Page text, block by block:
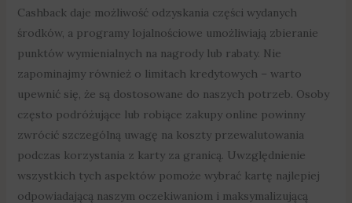
Cashback daje możliwość odzyskania części wydanych
środków, a programy lojalnościowe umożliwiają zbieranie
punktów wymienialnych na nagrody lub rabaty. Nie
zapominajmy również o limitach kredytowych – warto
upewnić się, że są dostosowane do naszych potrzeb. Osoby
często podróżujące lub robiące zakupy online powinny
zwrócić szczególną uwagę na koszty przewalutowania
podczas korzystania z karty za granicą. Uwzględnienie
wszystkich tych aspektów pomoże wybrać kartę najlepiej
odpowiadającą naszym oczekiwaniom i maksymalizującą